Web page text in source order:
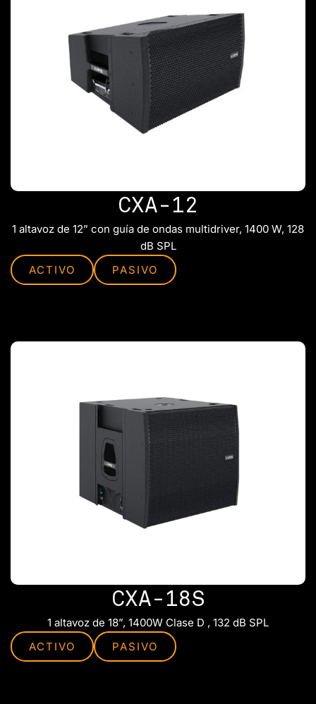
CXA-12
1 altavoz de 12” con guía de ondas multidriver, 1400 W, 128
dB SPL
ACTIVO
PASIVO
CXA-18S
1 altavoz de 18”, 1400W Clase D , 132 dB SPL
ACTIVO
PASIVO